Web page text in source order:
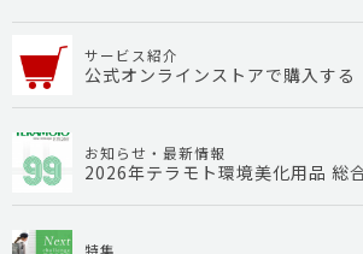
サービス紹介
公式オンラインストアで購入する
お知らせ・最新情報
2026年テラモト環境美化用品 総
特集